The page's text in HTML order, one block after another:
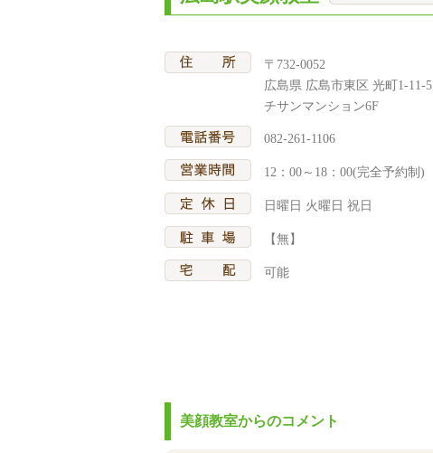
〒732-0052
広島県 広島市東区 光町1-11-5
チサンマンション6F
082-261-1106
12：00～18：00(完全予約制)
日曜日 火曜日 祝日
【無】
可能
美顔教室からのコメント